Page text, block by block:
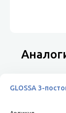
GLOSSA 3-